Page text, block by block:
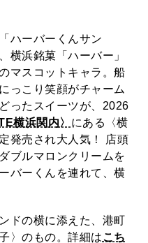
出会いに。韓国」
、学びの教科書。」
予想図 2026」
む 新・開運術。」
れば、幸せ」
の新常識。」
US!
ハーバーくんサン
横浜銘菓「ハーバー」
マスコットキャラ。船
っこり笑顔がチャーム
ったスイーツが、2026
横浜関内〉 にある〈横
発売され大人気！ 店頭
ブルマロンクリームを
バーくんを連れて、横
ドの横に添えた、港町
〉のもの。詳細はこち